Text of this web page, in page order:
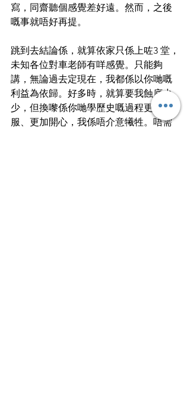
寫，同齋聽個感覺差好遠。然而，之後
嘅事就唔好再提。
跳到去結論係，就算依家只係上咗3 堂，
未知各位對車老師有咩感覺。只能夠
講，無論過去定現在，我都係以你哋嘅
利益為依歸。好多時，就算要我蝕底少
少，但換嚟係你哋學歷史嘅過程更加舒
服、更加開心，我係唔介意犧牲。唔需